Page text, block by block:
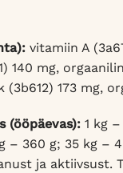
vitamiin A
140 mg,
173 mg,
(ööpäevas): 1 kg
– 360 g; 35 kg –
ja aktiivsust.